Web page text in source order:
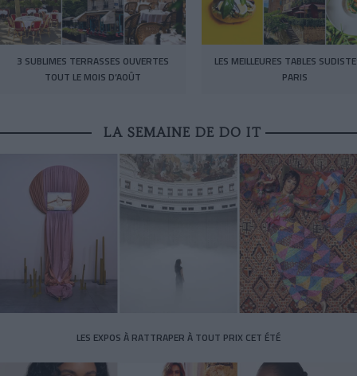
3 SUBLIMES TERRASSES OUVERTES
TOUT LE MOIS D’AOÛT
LES MEILLEURES TABLES
PARIS
LA SEMAINE DE DO IT
LES EXPOS À RATTRAPER À TOUT PRIX CET ÉTÉ